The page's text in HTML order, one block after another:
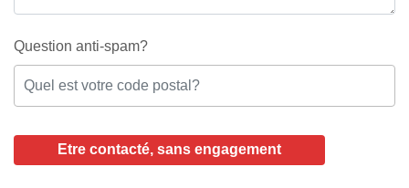
Question anti-spam?